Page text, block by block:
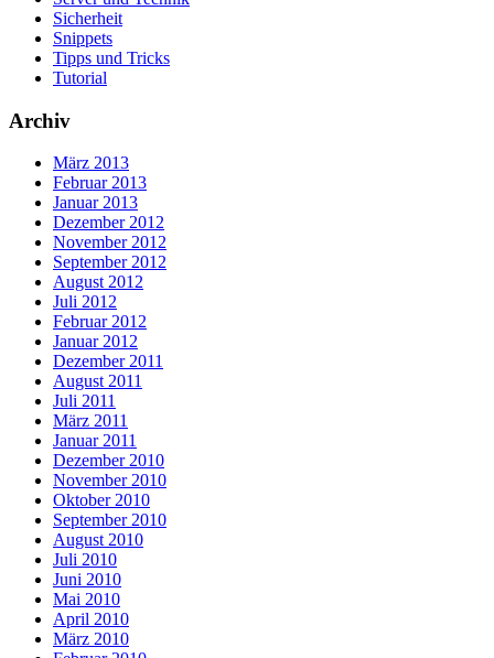
Sicherheit
Snippets
Tipps und Tricks
Tutorial
Archiv
März 2013
Februar 2013
Januar 2013
Dezember 2012
November 2012
September 2012
August 2012
Juli 2012
Februar 2012
Januar 2012
Dezember 2011
August 2011
Juli 2011
März 2011
Januar 2011
Dezember 2010
November 2010
Oktober 2010
September 2010
August 2010
Juli 2010
Juni 2010
Mai 2010
April 2010
März 2010